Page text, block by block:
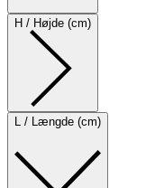
H / Højde (cm)
L / Længde (cm)